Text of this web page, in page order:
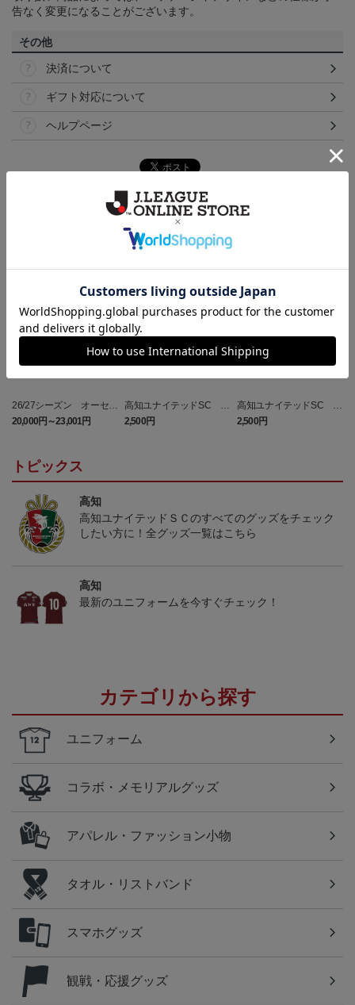
告なく変更になることがございます。
その他
決済について
ギフト対応について
ヘルプページ
26/27シーズン オーセン
ティックユニフォーム
（FP1st）
20,000円～23,001円
高知ユナイテッドSC マ
フィティフ タオルマフラ
ー
2,500円
高知ユナイテッドSC ピ
カチュウ タオルマフラー
2,500円
トピックス
高知
高知ユナイテッドＳＣのすべてのグッズをチェック
したい方に！全グッズ一覧はこちら
高知
最新のユニフォームを今すぐチェック！
カテゴリから探す
ユニフォーム
コラボ・メモリアルグッズ
アパレル・ファッション小物
タオル・リストバンド
スマホグッズ
観戦・応援グッズ